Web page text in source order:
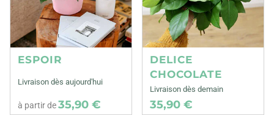
ESPOIR
Livraison dès aujourd'hui
à partir de35,90 €
DELICE
CHOCOLATE
Livraison dès demain
35,90 €